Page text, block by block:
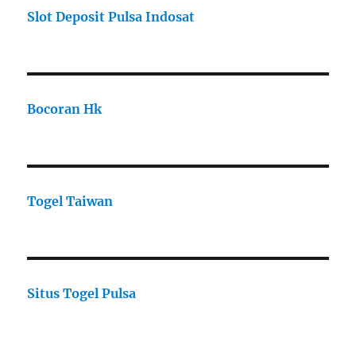
Slot Deposit Pulsa Indosat
Bocoran Hk
Togel Taiwan
Situs Togel Pulsa